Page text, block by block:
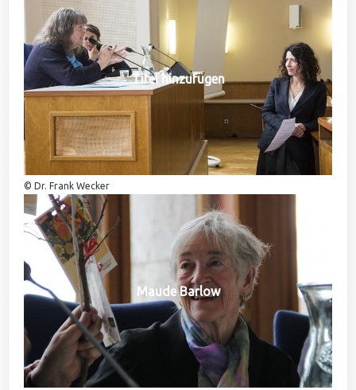
Titel hinzufügen
© Dr. Frank Wecker
Maude Barlow